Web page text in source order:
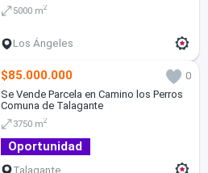
5000 m2
Los Ángeles
$85.000.000
0
Se Vende Parcela en Camino los Perros
Comuna de Talagante
3750 m2
Oportunidad
Talagante